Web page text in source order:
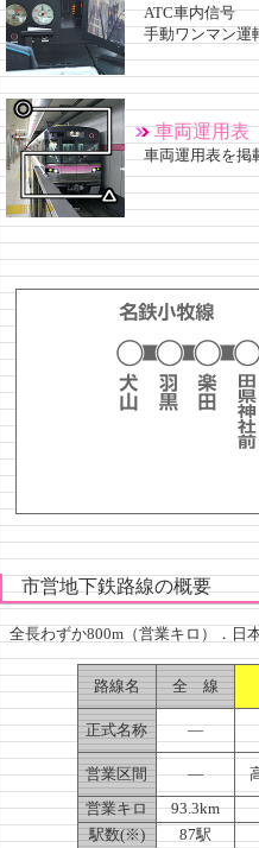
ATC車内信号
手動ワンマン運
車両運用表
車両運用表を掲
市営地下鉄路線の概要
全長わずか800m（営業キロ）．日
路線名 全 線
正式名称 ―
営業区間 —
営業キロ
93.3km
駅数(※)
87駅